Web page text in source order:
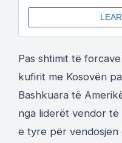
Pas shtimit të
kufirit me Kosovën
Bashkuara të
nga liderët vendor
e tyre për